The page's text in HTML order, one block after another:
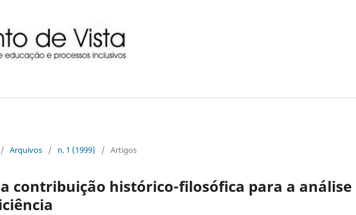
/ Arquivos / n. 1 (1999) / Artigos
contribuição histórico-filosófica para a análise